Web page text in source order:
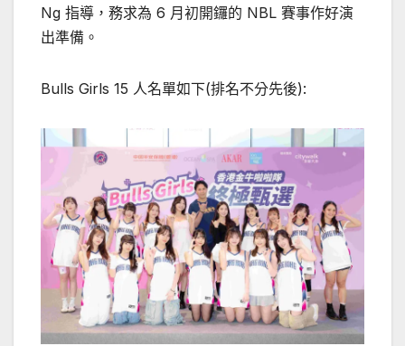
Ng 指導，務求為 6 月初開鑼的 NBL 賽事作好演
出準備。
Bulls Girls 15 人名單如下(排名不分先後):